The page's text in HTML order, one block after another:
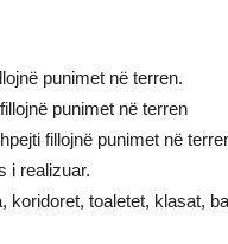
punimet në terren.
punimet në terren
fillojnë punimet në
i realizuar.
toaletet, klasat,